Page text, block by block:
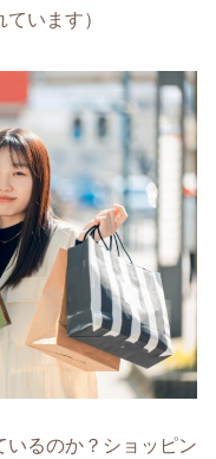
います）
いるのか？ショッピン